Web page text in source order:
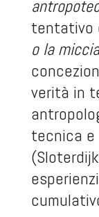
tentativo
o la
verità in
tecnica e